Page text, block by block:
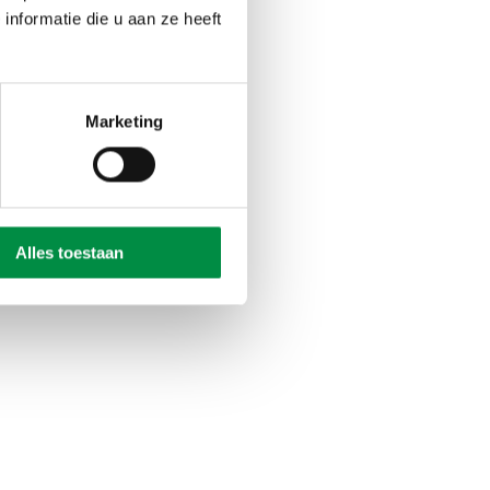
die u aan ze heeft
Marketing
Alles toestaan
Ze hebben
te verlaten. Al
.